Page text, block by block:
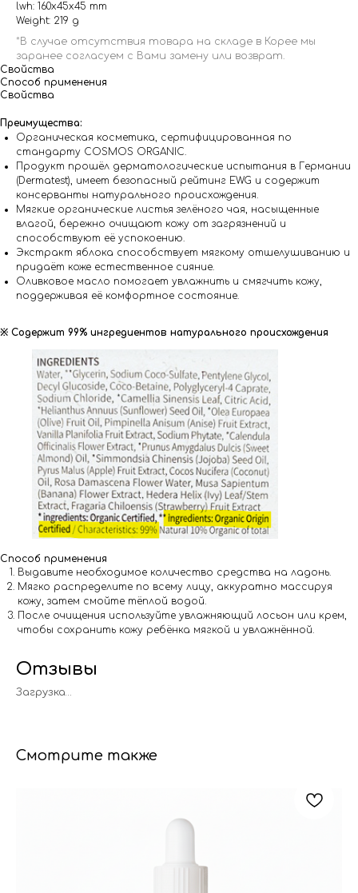
lwh: 160x45x45 mm
Weight: 219 g
Свойства
Способ применения
Свойства
Преимущества:
Органическая косметика, сертифицированная по
стандарту COSMOS ORGANIC.
Продукт прошёл дерматологические испытания в Германии
(Dermatest), имеет безопасный рейтинг EWG и содержит
консерванты натурального происхождения.
Мягкие органические листья зелёного чая, насыщенные
влагой, бережно очищают кожу от загрязнений и
способствуют её успокоению.
Экстракт яблока способствует мягкому отшелушиванию и
придаёт коже естественное сияние.
Оливковое масло помогает увлажнить и смягчить кожу,
поддерживая её комфортное состояние.
※ Содержит 99% ингредиентов натурального происхождения
Способ применения
Выдавите необходимое количество средства на ладонь.
Мягко распределите по всему лицу, аккуратно массируя
кожу, затем смойте тёплой водой.
После очищения используйте увлажняющий лосьон или крем,
чтобы сохранить кожу ребёнка мягкой и увлажнённой.
Отзывы
Загрузка…
Смотрите также